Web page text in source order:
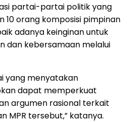
partai-partai politik yang
10 orang komposisi pimpinan
adanya keinginan untuk
dan kebersamaan melalui
yang menyatakan
dapat memperkuat
argumen rasional terkait
MPR tersebut,” katanya.